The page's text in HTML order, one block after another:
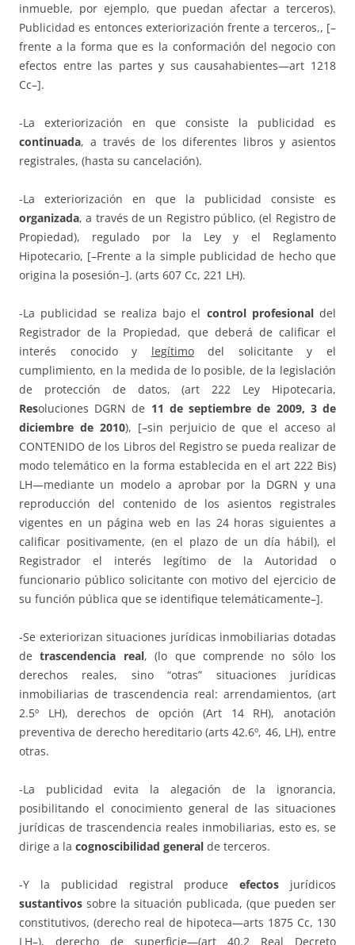
inmueble, por ejemplo, que puedan afectar a terceros).
Publicidad es entonces exteriorización frente a terceros,, [–
frente a la forma que es la conformación del negocio con
efectos entre las partes y sus causahabientes—art 1218
Cc–].
-La exteriorización en que consiste la publicidad es
continuada, a través de los diferentes libros y asientos
registrales, (hasta su cancelación).
-La exteriorización en que la publicidad consiste es
organizada, a través de un Registro público, (el Registro de
Propiedad), regulado por la Ley y el Reglamento
Hipotecario, [–Frente a la simple publicidad de hecho que
origina la posesión–]. (arts 607 Cc, 221 LH).
-La publicidad se realiza bajo el control profesionaldel
Registrador de la Propiedad, que deberá de calificar el
interés conocido y legítimodel solicitante y el
cumplimiento, en la medida de lo posible, de la legislación
de protección de datos, (art 222 Ley Hipotecaria,
Resoluciones DGRN de 11 de septiembre de 2009, 3 de
diciembre de 2010), [–sin perjuicio de que el acceso al
CONTENIDO de los Libros del Registro se pueda realizar de
modo telemático en la forma establecida en el art 222 Bis)
LH—mediante un modelo a aprobar por la DGRN y una
reproducción del contenido de los asientos registrales
vigentes en un página web en las 24 horas siguientes a
calificar positivamente, (en el plazo de un día hábil), el
Registrador el interés legítimo de la Autoridad o
funcionario público solicitante con motivo del ejercicio de
su función pública que se identifique telemáticamente–].
-Se exteriorizan situaciones jurídicas inmobiliarias dotadas
detrascendencia real, (lo que comprende no sólo los
derechos reales, sino “otras” situaciones jurídicas
inmobiliarias de trascendencia real: arrendamientos, (art
2.5º LH), derechos de opción (Art 14 RH), anotación
preventiva de derecho hereditario (arts 42.6º, 46, LH), entre
otras.
-La publicidad evita la alegación de la ignorancia,
posibilitando el conocimiento general de las situaciones
jurídicas de trascendencia reales inmobiliarias, esto es, se
dirige a la cognoscibilidad general de terceros.
-Y la publicidad registral produceefectos jurídicos
sustantivos sobre la situación publicada, (que pueden ser
constitutivos, (derecho real de hipoteca—arts 1875 Cc, 130
LH–), derecho de superficie—(art 40.2 Real Decreto